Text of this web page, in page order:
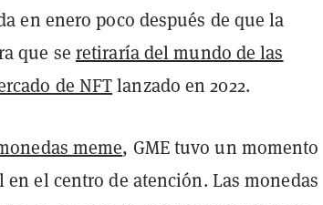
en enero poco después de que la
que se retiraría del mundo de las
de NFTlanzado en 2022.
meme, GME tuvo un momento
el centro de atención. Las monedas